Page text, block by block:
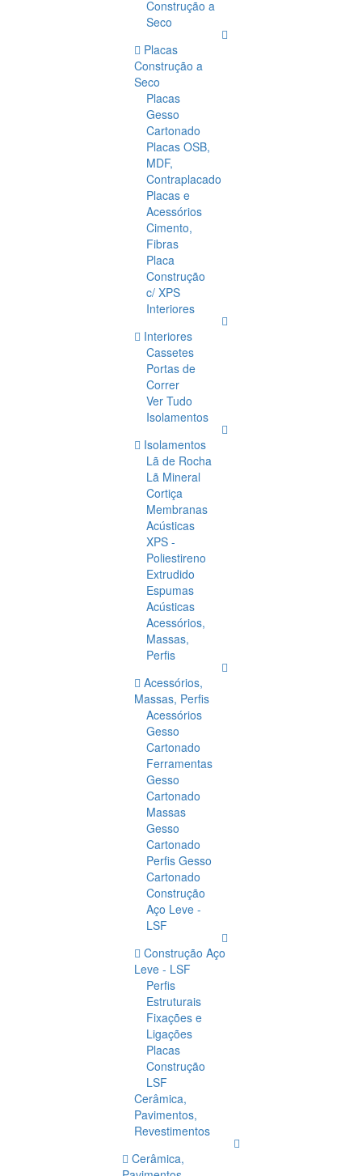
Construção a
Seco
Placas
Construção a
Seco
Placas
Gesso
Cartonado
Placas OSB,
MDF,
Contraplacado
Placas e
Acessórios
Cimento,
Fibras
Placa
Construção
c/ XPS
Interiores
Interiores
Cassetes
Portas de
Correr
Ver Tudo
Isolamentos
Isolamentos
Lã de Rocha
Lã Mineral
Cortiça
Membranas
Acústicas
XPS -
Poliestireno
Extrudido
Espumas
Acústicas
Acessórios,
Massas,
Perfis
Acessórios,
Massas, Perfis
Acessórios
Gesso
Cartonado
Ferramentas
Gesso
Cartonado
Massas
Gesso
Cartonado
Perfis Gesso
Cartonado
Construção
Aço Leve -
LSF
Construção Aço
Leve - LSF
Perfis
Estruturais
Fixações e
Ligações
Placas
Construção
LSF
Cerâmica,
Pavimentos,
Revestimentos
Cerâmica,